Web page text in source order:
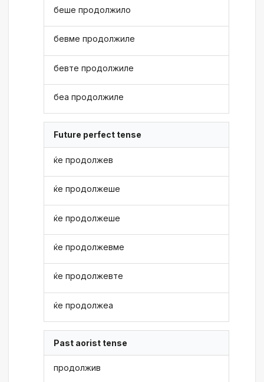
беше продолжило
бевме продолжиле
бевте продолжиле
беа продолжиле
Future perfect tense
ќе продолжев
ќе продолжеше
ќе продолжеше
ќе продолжевме
ќе продолжевте
ќе продолжеа
Past aorist tense
продолжив